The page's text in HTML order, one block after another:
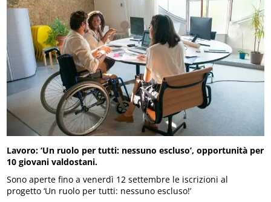
Lavoro: ‘Un ruolo per tutti: nessuno escluso’, opportunità per
10 giovani valdostani.
Sono aperte fino a venerdì 12 settembre le iscrizioni al
progetto ‘Un ruolo per tutti: nessuno escluso!’